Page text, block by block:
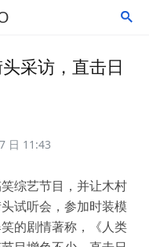

采访，直击日
日 11:43
综艺节目，并让木村
试听会，参加时装模
的剧情著称，《人类